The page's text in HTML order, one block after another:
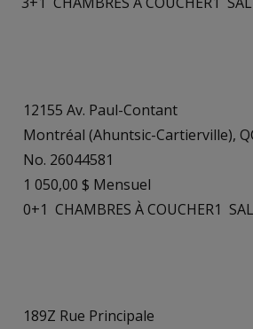
12155 Av. Paul-Contant
Montréal (Ahuntsic-Cartierville),
No. 26044581
1 050,00 $ Mensuel
0+1 CHAMBRES À COUCHER1
189Z Rue Principale